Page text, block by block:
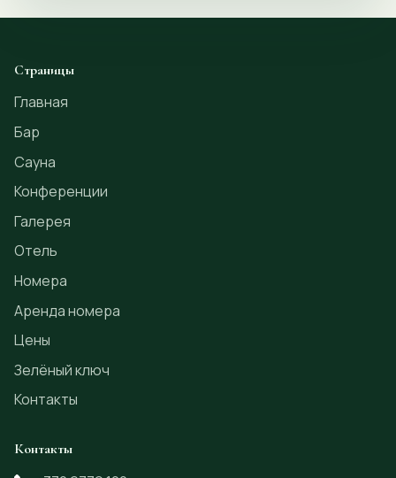
Страницы
Главная
Бар
Сауна
Конференции
Галерея
Отель
Номера
Аренда номера
Цены
Зелёный ключ
Контакты
Контакты